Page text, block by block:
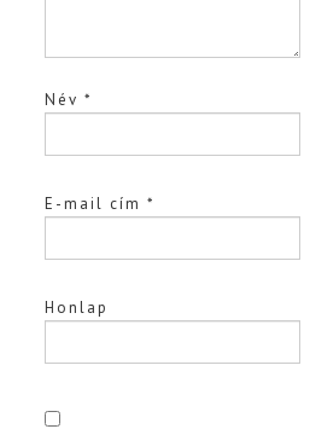
Név*
E-mail cím*
Honlap